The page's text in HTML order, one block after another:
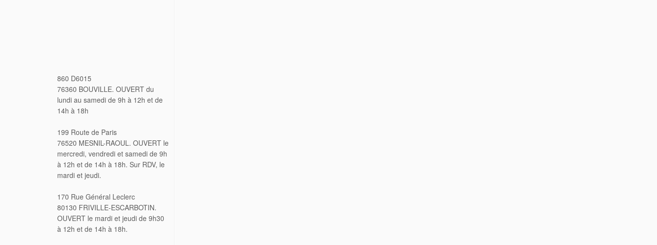
860 D6015
76360 BOUVILLE. OUVERT du
lundi au samedi de 9h à 12h et de
14h à 18h
199 Route de Paris
76520 MESNIL-RAOUL. OUVERT le
mercredi, vendredi et samedi de 9h
à 12h et de 14h à 18h. Sur RDV, le
mardi et jeudi.
170 Rue Général Leclerc
80130 FRIVILLE-ESCARBOTIN.
OUVERT le mardi et jeudi de 9h30
à 12h et de 14h à 18h.